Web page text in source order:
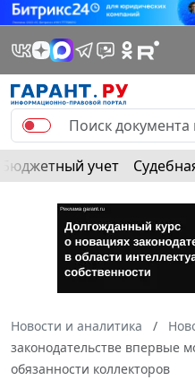
Бюджетный учет
Новости и аналитика
законодательстве впервые
обязанности коллекторов